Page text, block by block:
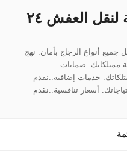
شركة الانجاز السريعة لنقل العفش ٢٤
أنواع الزجاج بأمان. نهج
ممتلكاتك. ضمانات
خدمات إضافية..نقدم
أسعار تنافسية..نقدم